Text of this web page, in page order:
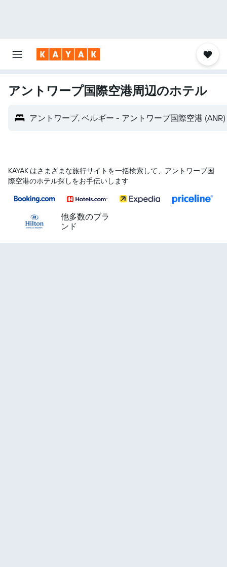
アントワープ国際空港​周辺のホテル
アントワープ, ベルギー - アントワープ国際空港 (ANR)
KAYAK はさまざまな旅行サイトを一括検索して、アントワープ国
際空港のホテル探しをお手伝いします
他多数のブラ
ンド